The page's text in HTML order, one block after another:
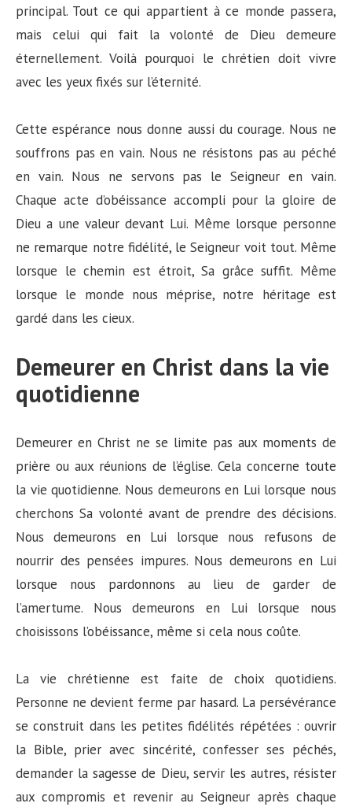
principal. Tout ce qui appartient à ce monde passera,
mais celui qui fait la volonté de Dieu demeure
éternellement. Voilà pourquoi le chrétien doit vivre
avec les yeux fixés sur l’éternité.
Cette espérance nous donne aussi du courage. Nous ne
souffrons pas en vain. Nous ne résistons pas au péché
en vain. Nous ne servons pas le Seigneur en vain.
Chaque acte d’obéissance accompli pour la gloire de
Dieu a une valeur devant Lui. Même lorsque personne
ne remarque notre fidélité, le Seigneur voit tout. Même
lorsque le chemin est étroit, Sa grâce suffit. Même
lorsque le monde nous méprise, notre héritage est
gardé dans les cieux.
Demeurer en Christ dans la vie
quotidienne
Demeurer en Christ ne se limite pas aux moments de
prière ou aux réunions de l’église. Cela concerne toute
la vie quotidienne. Nous demeurons en Lui lorsque nous
cherchons Sa volonté avant de prendre des décisions.
Nous demeurons en Lui lorsque nous refusons de
nourrir des pensées impures. Nous demeurons en Lui
lorsque nous pardonnons au lieu de garder de
l’amertume. Nous demeurons en Lui lorsque nous
choisissons l’obéissance, même si cela nous coûte.
La vie chrétienne est faite de choix quotidiens.
Personne ne devient ferme par hasard. La persévérance
se construit dans les petites fidélités répétées : ouvrir
la Bible, prier avec sincérité, confesser ses péchés,
demander la sagesse de Dieu, servir les autres, résister
aux compromis et revenir au Seigneur après chaque